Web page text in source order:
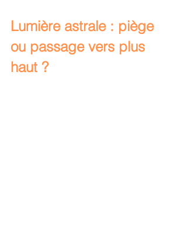
Lumière astrale : piège
ou passage vers plus
haut ?